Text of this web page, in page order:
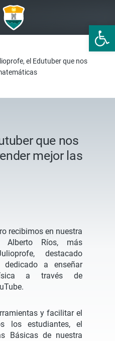
Abrir
el Edutuber que nos
que nos
mejor las
recibimos en nuestra
Ríos, más
destacado
a enseñar
a través de
y facilitar el
los estudiantes, el
Básicas de nuestra